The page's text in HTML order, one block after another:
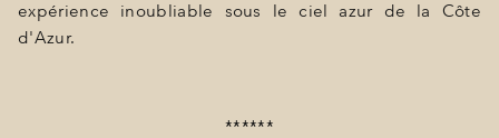
expérience inoubliable sous le ciel azur de la Côte
d'Azur.
******